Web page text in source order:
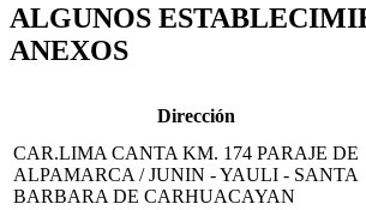
ALGUNOS
ANEXOS
Dirección
CAR.LIMA CANTA KM. 174 PARAJE DE
ALPAMARCA / JUNIN - YAULI - SANTA
BARBARA DE CARHUACAYAN